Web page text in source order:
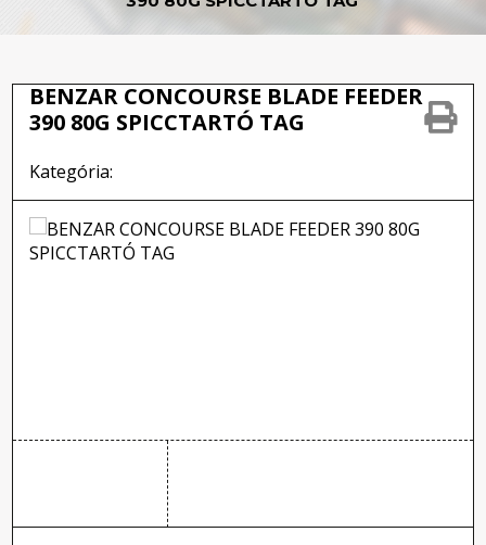
BENZAR CONCOURSE BLADE FEEDER
390 80G SPICCTARTÓ TAG
Kategória: